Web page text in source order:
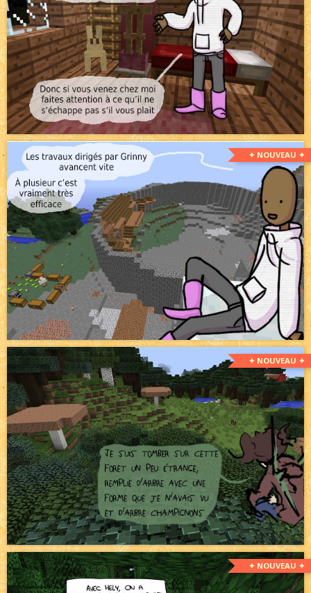
✦ NOUVEAU ✦
✦ NOUVEAU ✦
✦ NOUVEAU ✦